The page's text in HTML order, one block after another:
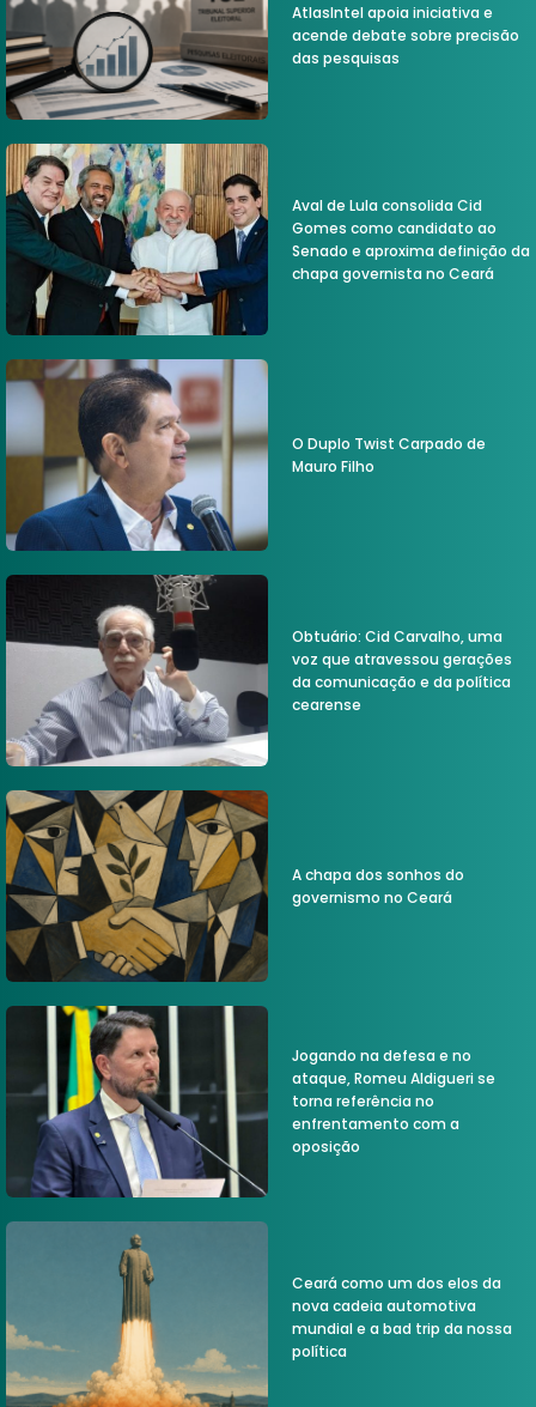
AtlasIntel apoia iniciativa e
acende debate sobre precisão
das pesquisas
Aval de Lula consolida Cid
Gomes como candidato ao
Senado e aproxima definição da
chapa governista no Ceará
O Duplo Twist Carpado de
Mauro Filho
Obtuário: Cid Carvalho, uma
voz que atravessou gerações
da comunicação e da política
cearense
A chapa dos sonhos do
governismo no Ceará
Jogando na defesa e no
ataque, Romeu Aldigueri se
torna referência no
enfrentamento com a
oposição
Ceará como um dos elos da
nova cadeia automotiva
mundial e a bad trip da nossa
política